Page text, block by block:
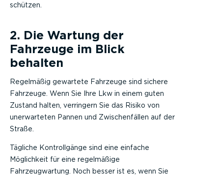
schützen.
2. Die Wartung der
Fahrzeuge im Blick
behalten
Regelmäßig gewartete Fahrzeuge sind sichere
Fahrzeuge. Wenn Sie Ihre Lkw in einem guten
Zustand halten, verringern Sie das Risiko von
unerwarteten Pannen und Zwischenfällen auf der
Straße.
Tägliche Kontrollgänge sind eine einfache
Möglichkeit für eine regelmäßige
Fahrzeugwartung. Noch besser ist es, wenn Sie